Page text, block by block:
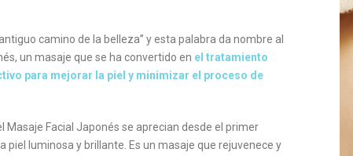
camino de la belleza” y esta palabra da nombre al
un masaje que se ha convertido en el tratamiento
para mejorar la piel y minimizar el proceso de
Masaje Facial Japonés se aprecian desde el primer
piel luminosa y brillante. Es un masaje que rejuvenece y